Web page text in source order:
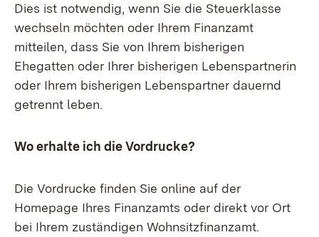
Dies ist notwendig, wenn Sie die Steuerklasse
wechseln möchten oder Ihrem Finanzamt
mitteilen, dass Sie von Ihrem bisherigen
Ehegatten oder Ihrer bisherigen Lebenspartnerin
oder Ihrem bisherigen Lebenspartner dauernd
getrennt leben.
Wo erhalte ich die Vordrucke?
Die Vordrucke finden Sie online auf der
Homepage Ihres Finanzamts oder direkt vor Ort
bei Ihrem zuständigen Wohnsitzfinanzamt.